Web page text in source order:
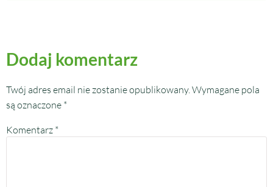
Dodaj komentarz
Twój adres email nie zostanie opublikowany. Wymagane pola
są oznaczone *
Komentarz *